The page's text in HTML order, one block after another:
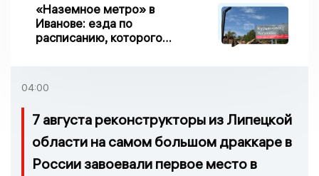
«Наземное метро» в
Иванове: езда по
расписанию, которого
04:00
7 августа реконструкторы из Липецкой
области на самом большом драккаре в
России завоевали первое место в